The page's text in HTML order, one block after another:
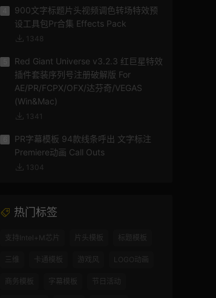
900文字标题片头视频调色转场特效预
设工具包Pr合集 Effects Pack
1348
Red Giant Universe v3.2.3 红巨星特效
插件套装序列号注册破解版 For
AE/PR/FCPX/OFX/达芬奇/VEGAS
(Win&Mac)
1341
PR字幕模板 94款线条呼出 文字标注
Premiere动画 Call Outs
1304
热门标签
支持Intel+M芯片 片头模板 标题模板
三维 卡通模板 游戏风 LOGO动画
商务模板 字幕模板 节日活动